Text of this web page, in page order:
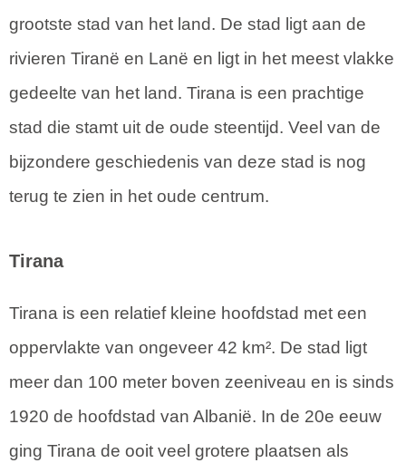
grootste stad van het land. De stad ligt aan de
rivieren Tiranë en Lanë en ligt in het meest vlakke
gedeelte van het land. Tirana is een prachtige
stad die stamt uit de oude steentijd. Veel van de
bijzondere geschiedenis van deze stad is nog
terug te zien in het oude centrum.
Tirana
Tirana is een relatief kleine hoofdstad met een
oppervlakte van ongeveer 42 km². De stad ligt
meer dan 100 meter boven zeeniveau en is sinds
1920 de hoofdstad van Albanië. In de 20e eeuw
ging Tirana de ooit veel grotere plaatsen als